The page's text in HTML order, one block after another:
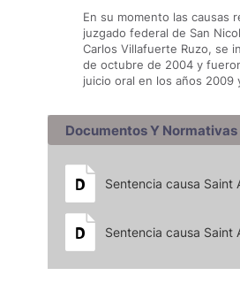
En su momento las causas
juzgado federal de San
Carlos Villafuerte Ruzo, se
de octubre de 2004 y
juicio oral en los años 2009
Documentos Y Normativas
Sentencia causa Saint
Sentencia causa Saint